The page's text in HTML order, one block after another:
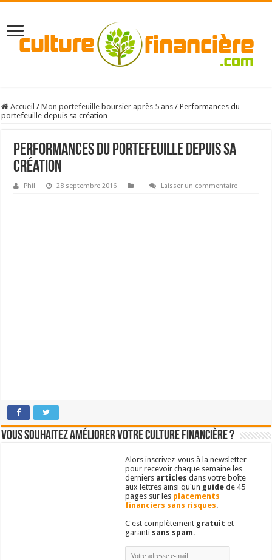
Accueil / Mon portefeuille boursier après 5 ans / Performances du
portefeuille depuis sa création
Performances du portefeuille depuis sa
création
Phil 28 septembre 2016 Laisser un commentaire
Vous souhaitez améliorer votre culture financière ?
Alors inscrivez-vous à la newsletter
pour recevoir chaque semaine les
derniers articles dans votre boîte
aux lettres ainsi qu'un guide de 45
pages sur les placements
financiers sans risques.
C'est complètement gratuit et
garanti sans spam.